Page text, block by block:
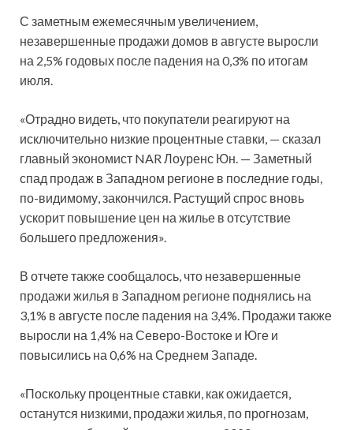
С заметным ежемесячным увеличением,
незавершенные продажи домов в августе выросли
на 2,5% годовых после падения на 0,3% по итогам
июля.
«Отрадно видеть, что покупатели реагируют на
исключительно низкие процентные ставки, — сказал
главный экономист NAR Лоуренс Юн. — Заметный
спад продаж в Западном регионе в последние годы,
по-видимому, закончился. Растущий спрос вновь
ускорит повышение цен на жилье в отсутствие
большего предложения».
В отчете также сообщалось, что незавершенные
продажи жилья в Западном регионе поднялись на
3,1% в августе после падения на 3,4%. Продажи также
выросли на 1,4% на Северо-Востоке и Юге и
повысились на 0,6% на Среднем Западе.
«Поскольку процентные ставки, как ожидается,
останутся низкими, продажи жилья, по прогнозам,